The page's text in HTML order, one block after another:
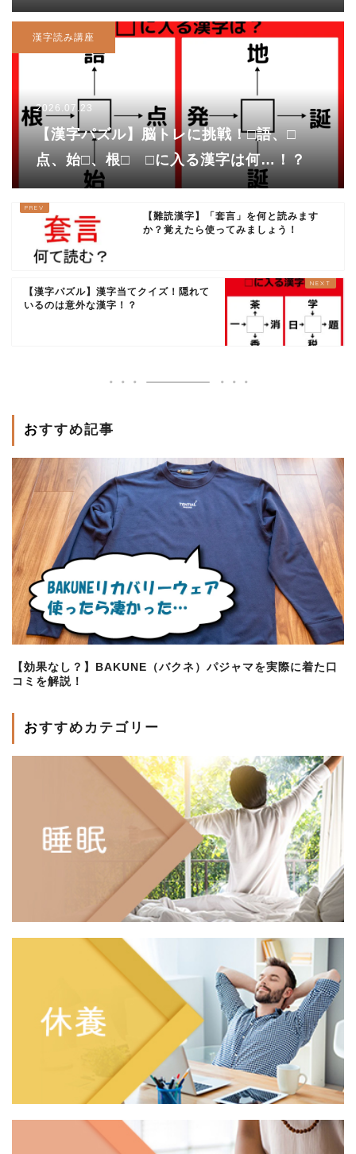
漢字読み講座
2026.07.23
【漢字パズル】脳トレに挑戦！□語、□
点、始□、根□ □に入る漢字は何…！？
【難読漢字】「套言」を何と読みます
か？覚えたら使ってみましょう！
【漢字パズル】漢字当てクイズ！隠れて
いるのは意外な漢字！？
おすすめ記事
【効果なし？】BAKUNE（バクネ）パジャマを実際に着た口
コミを解説！
おすすめカテゴリー